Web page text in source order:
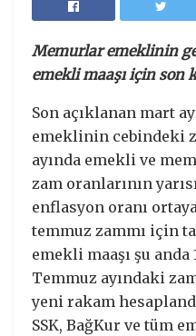
Memurlar emeklinin
emekli maaşı için son
Son açıklanan mart
emeklinin cebindeki
ayında emekli ve
zam oranlarının
enflasyon oranı
temmuz zammı için
emekli maaşı şu
Temmuz ayındaki
yeni rakam
SSK, BağKur ve tüm